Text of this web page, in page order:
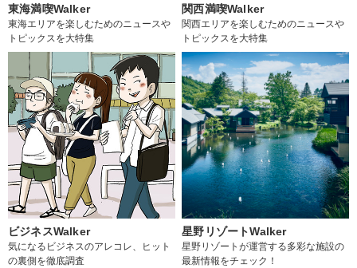
東海満喫Walker
東海エリアを楽しむためのニュースや
トピックスを大特集
関西満喫Walker
関西エリアを楽しむためのニュースや
トピックスを大特集
ビジネスWalker
気になるビジネスのアレコレ、ヒット
の裏側を徹底調査
星野リゾートWalker
星野リゾートが運営する多彩な施設の
最新情報をチェック！